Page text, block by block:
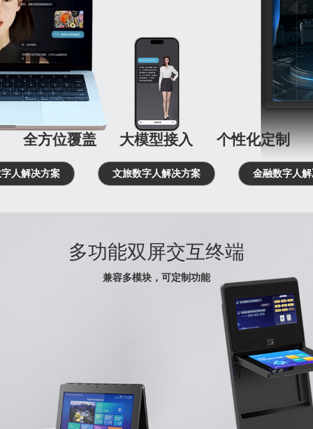
全方位覆盖 大模型接入 个性化定制
人解决方案 文旅数字人解决方案 金融数字人
多功能双屏交互终端
兼容多模块，可定制功能